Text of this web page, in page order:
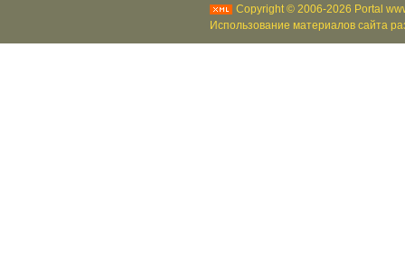
Copyright © 2006-2026 Portal
Использование материалов сайта